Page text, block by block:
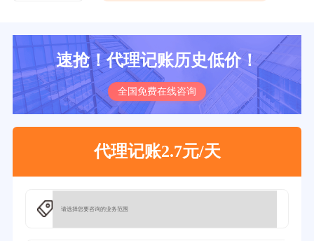
速抢！代理记账历史低价！
全国免费在线咨询
代理记账2.7元/天